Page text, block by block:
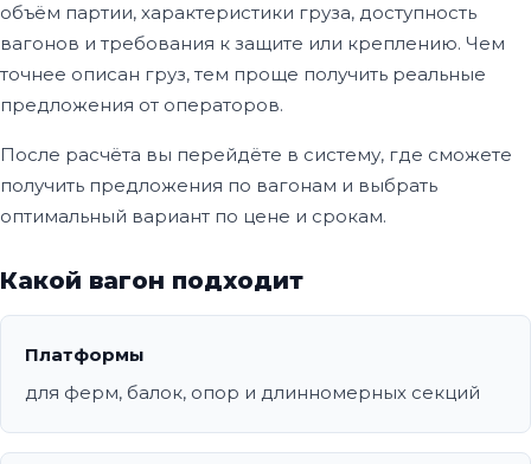
объём партии, характеристики груза, доступность
вагонов и требования к защите или креплению. Чем
точнее описан груз, тем проще получить реальные
предложения от операторов.
После расчёта вы перейдёте в систему, где сможете
получить предложения по вагонам и выбрать
оптимальный вариант по цене и срокам.
Какой вагон подходит
Платформы
для ферм, балок, опор и длинномерных секций